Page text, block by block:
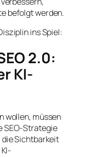
befolgt werden.
ins Spiel:
2.0:
KI-
wollen, müssen
SEO-Strategie
die Sichtbarkeit